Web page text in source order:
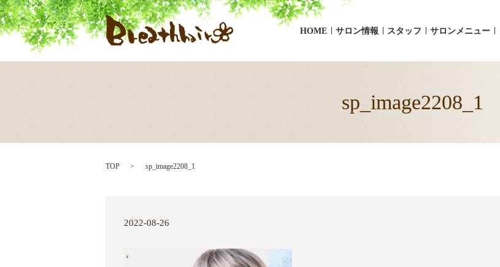
HOME サロン情報 スタッフ サロンメニュー
sp_image2208_1
TOP sp_image2208_1
2022-08-26